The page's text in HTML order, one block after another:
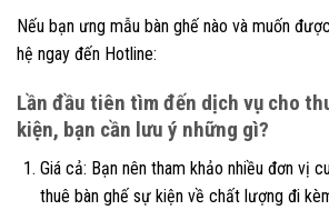
Nếu bạn ưng mẫu bàn ghế nào và muốn
hệ ngay đến Hotline:
Lần đầu tiên tìm đến dịch vụ cho
kiện, bạn cần lưu ý những gì?
Giá cả: Bạn nên tham khảo nhiều đơn vị
thuê bàn ghế sự kiện về chất lượng đi